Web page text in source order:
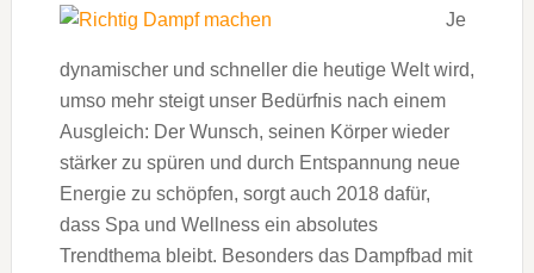
Je
dynamischer und schneller die heutige Welt wird,
umso mehr steigt unser Bedürfnis nach einem
Ausgleich: Der Wunsch, seinen Körper wieder
stärker zu spüren und durch Entspannung neue
Energie zu schöpfen, sorgt auch 2018 dafür,
dass Spa und Wellness ein absolutes
Trendthema bleibt. Besonders das Dampfbad mit